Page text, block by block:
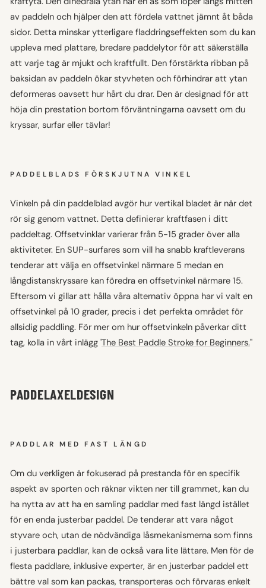
av paddeln och hjälper den att fördela vattnet jämnt åt båda
sidor. Detta minskar ytterligare fladdringseffekten som du kan
uppleva med plattare, bredare paddelytor för att säkerställa
att varje tag är mjukt och kraftfullt. Den förstärkta ribban på
baksidan av paddeln ökar styvheten och förhindrar att ytan
deformeras oavsett hur hårt du drar. Den är designad för att
höja din prestation bortom förväntningarna oavsett om du
kryssar, surfar eller tävlar!
PADDELBLADS FÖRSKJUTNA VINKEL
Vinkeln på din paddelblad avgör hur vertikal bladet är när det
rör sig genom vattnet. Detta definierar kraftfasen i ditt
paddeltag. Offsetvinklar varierar från 5-15 grader över alla
aktiviteter. En SUP-surfares som vill ha snabb kraftleverans
tenderar att välja en offsetvinkel närmare 5 medan en
långdistanskryssare kan föredra en offsetvinkel närmare 15.
Eftersom vi gillar att hålla våra alternativ öppna har vi valt en
offsetvinkel på 10 grader, precis i det perfekta området för
allsidig paddling. För mer om hur offsetvinkeln påverkar ditt
tag, kolla in vårt inlägg 'The Best Paddle Stroke for Beginners."
PADDELAXELDESIGN
PADDLAR MED FAST LÄNGD
Om du verkligen är fokuserad på prestanda för en specifik
aspekt av sporten och räknar vikten ner till grammet, kan du
ha nytta av att ha en samling paddlar med fast längd istället
för en enda justerbar paddel. De tenderar att vara något
styvare och, utan de nödvändiga låsmekanismerna som finns
i justerbara paddlar, kan de också vara lite lättare. Men för de
flesta paddlare, inklusive experter, är en justerbar paddel ett
bättre val som kan packas, transporteras och förvaras enkelt